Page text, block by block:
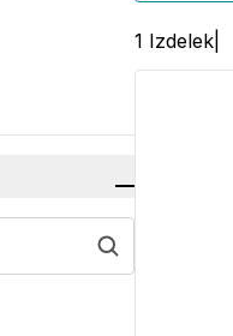
1 Izdelek